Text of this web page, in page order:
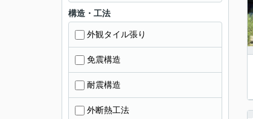
構造・工法
外観タイル張り
免震構造
耐震構造
外断熱工法